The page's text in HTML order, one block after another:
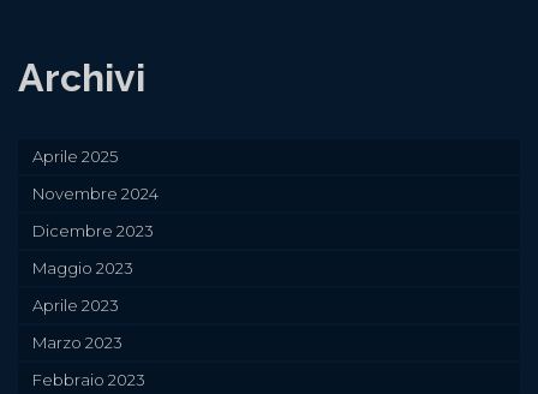
Archivi
Aprile 2025
Novembre 2024
Dicembre 2023
Maggio 2023
Aprile 2023
Marzo 2023
Febbraio 2023